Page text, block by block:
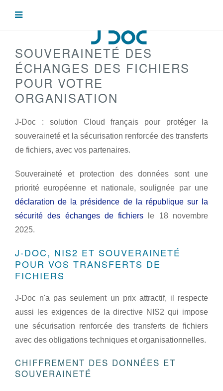
SOUVERAINETÉ DES
ÉCHANGES DES FICHIERS
POUR VOTRE
ORGANISATION
J-Doc : solution Cloud français pour protéger la
souveraineté et la sécurisation renforcée des transferts
de fichiers, avec vos partenaires.
Souveraineté et protection des données sont une
priorité européenne et nationale, soulignée par une
déclaration de la présidence de la république sur la
sécurité des échanges de fichiers
le 18 novembre
2025.
J-DOC, NIS2 ET SOUVERAINETÉ
POUR VOS TRANSFERTS DE
FICHIERS
J-Doc n'a pas seulement un prix attractif, il respecte
aussi les exigences de la directive NIS2 qui impose
une sécurisation renforcée des transferts de fichiers
avec des obligations techniques et organisationnelles.
CHIFFREMENT DES DONNÉES ET
SOUVERAINETÉ